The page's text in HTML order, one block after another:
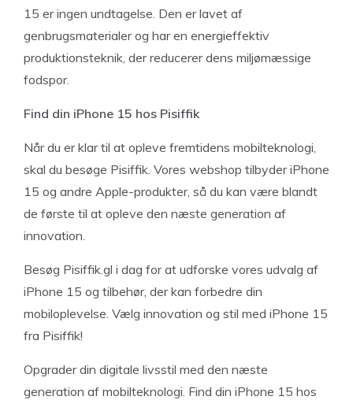
15 er ingen undtagelse. Den er lavet af
genbrugsmaterialer og har en energieffektiv
produktionsteknik, der reducerer dens miljømæssige
fodspor.
Find din iPhone 15 hos Pisiffik
Når du er klar til at opleve fremtidens mobilteknologi,
skal du besøge Pisiffik. Vores webshop tilbyder iPhone
15 og andre Apple-produkter, så du kan være blandt
de første til at opleve den næste generation af
innovation.
Besøg Pisiffik.gl i dag for at udforske vores udvalg af
iPhone 15 og tilbehør, der kan forbedre din
mobiloplevelse. Vælg innovation og stil med iPhone 15
fra Pisiffik!
Opgrader din digitale livsstil med den næste
generation af mobilteknologi. Find din iPhone 15 hos